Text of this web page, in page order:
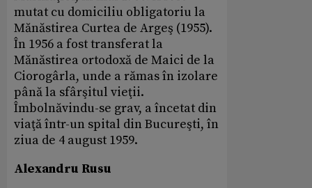
mutat cu domiciliu obligatoriu la
Mănăstirea Curtea de Argeş (1955).
În 1956 a fost transferat la
Mănăstirea ortodoxă de Maici de la
Ciorogârla, unde a rămas în izolare
până la sfârşitul vieţii.
Îmbolnăvindu-se grav, a încetat din
viaţă într-un spital din Bucureşti, în
ziua de 4 august 1959.
Alexandru Rusu